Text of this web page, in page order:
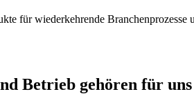
für wiederkehrende
Betrieb gehören für uns